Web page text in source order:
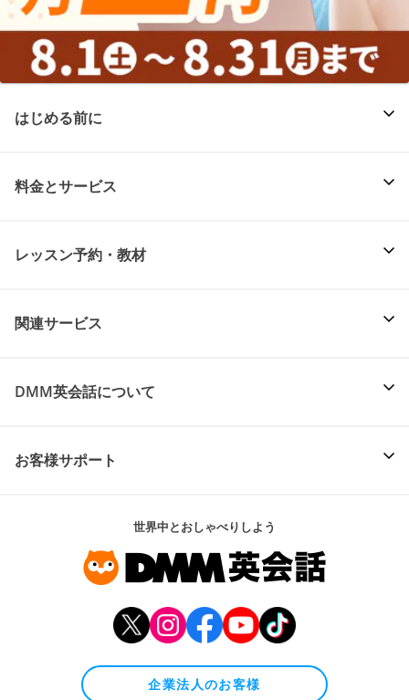
はじめる前に
料金とサービス
レッスン予約・教材
関連サービス
DMM英会話について
お客様サポート
世界中とおしゃべりしよう
企業法人のお客様